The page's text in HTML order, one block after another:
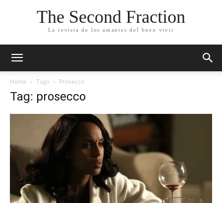
The Second Fraction
La revista de los amantes del buen vivir
Home Tags Prosecco
Tag: prosecco